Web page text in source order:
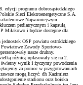
edycji programu dobrosąsiedzkiego
Sieci Elektroenergetyczne S.A.
pediatrycznym i kapsułą
Miłakowo i będzie dostępne dla
OSP powiatu ostródzkiego
Zawody Sportowo-
nasze druhny.
różnicą uplasowały się na 2.
świetny wynik i życzymy powodzenia
za pomoc w przygotowaniach
mogą liczyć: dh Kazimierz
stadionu oraz boiska